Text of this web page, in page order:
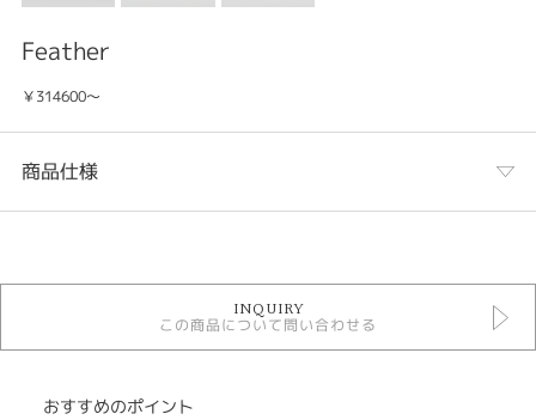
Feather
￥314600～
商品仕様
マリッジリングシンプル
Original Rings結婚指輪
INQUIRY
この商品について問い合わせる
おすすめのポイント